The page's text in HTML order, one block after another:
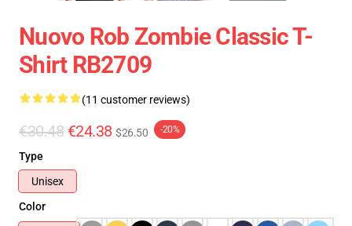
Nuovo Rob Zombie Classic T-
Shirt RB2709
(11 customer reviews)
€30.48 €24.38 $26.50 -20%
Type
Unisex
Color